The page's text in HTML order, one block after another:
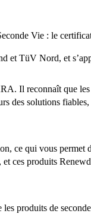
Vie : le
et TüV Nord, et
Il reconnaît que
des solutions
ce qui vous
et ces produits Renewd
produits de